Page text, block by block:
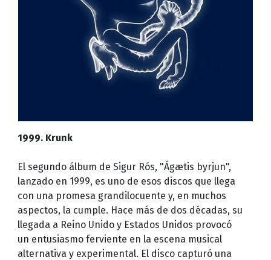
1999. Krunk
El segundo álbum de Sigur Rós, "Ágætis byrjun",
lanzado en 1999, es uno de esos discos que llega
con una promesa grandilocuente y, en muchos
aspectos, la cumple. Hace más de dos décadas, su
llegada a Reino Unido y Estados Unidos provocó
un entusiasmo ferviente en la escena musical
alternativa y experimental. El disco capturó una